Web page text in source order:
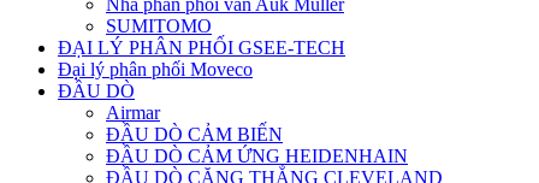
Nhà phân phối van Auk Muller
SUMITOMO
ĐẠI LÝ PHÂN PHỐI GSEE-TECH
Đại lý phân phối Moveco
ĐẦU DÒ
Airmar
ĐẦU DÒ CẢM BIẾN
ĐẦU DÒ CẢM ỨNG HEIDENHAIN
ĐẦU DÒ CĂNG THẲNG CLEVELAND